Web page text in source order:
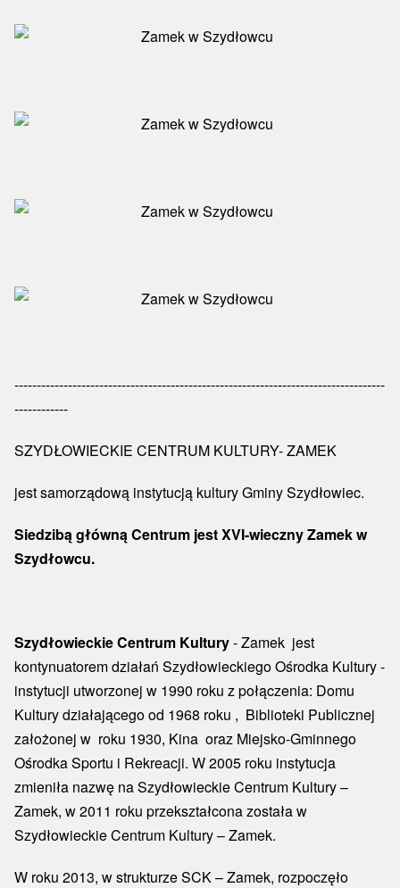
-----------------------------------------------------------------------------------
------------
SZYDŁOWIECKIE CENTRUM KULTURY- ZAMEK
jest samorządową instytucją kultury Gminy Szydłowiec.
Siedzibą główną Centrum jest XVI-wieczny Zamek w
Szydłowcu.
Szydłowieckie Centrum Kultury- Zamek jest
kontynuatorem działań Szydłowieckiego Ośrodka Kultury -
instytucji utworzonej w 1990 roku z połączenia: Domu
Kultury działającego od 1968 roku , Biblioteki Publicznej
założonej w roku 1930, Kina oraz Miejsko-Gminnego
Ośrodka Sportu i Rekreacji. W 2005 roku instytucja
zmieniła nazwę na Szydłowieckie Centrum Kultury –
Zamek, w 2011 roku przekształcona została w
Szydłowieckie Centrum Kultury – Zamek.
W roku 2013, w strukturze SCK – Zamek, rozpoczęło